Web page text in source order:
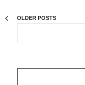
OLDER POSTS